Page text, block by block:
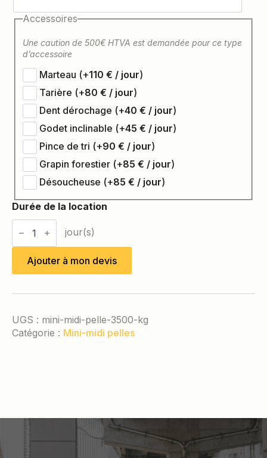
Accessoires
Une caution de 500€ HTVA est demandée pour ce type
d’accessoire
Marteau (+110 €
)
Tarière (+80 €
)
Dent dérochage (+40 €
)
Godet inclinable (+45 €
)
Pince de tri (+90 €
)
Grapin forestier (+85 €
)
Désoucheuse (+85 € )
quantité
de
midi
pelle
3,5
Ajouter à mon devis
UGS : mini-midi-pelle-3500-kg
Catégorie : Mini-midi pelles